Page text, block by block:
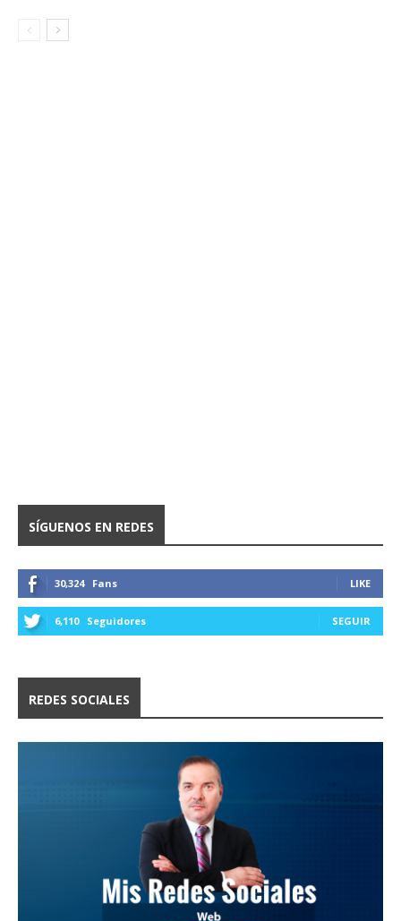
SÍGUENOS EN REDES
30,324 Fans LIKE
6,110 Seguidores SEGUIR
REDES SOCIALES